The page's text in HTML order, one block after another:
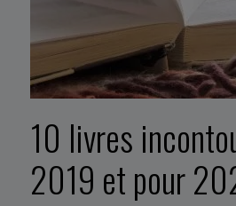
10 livres
2019 et pour